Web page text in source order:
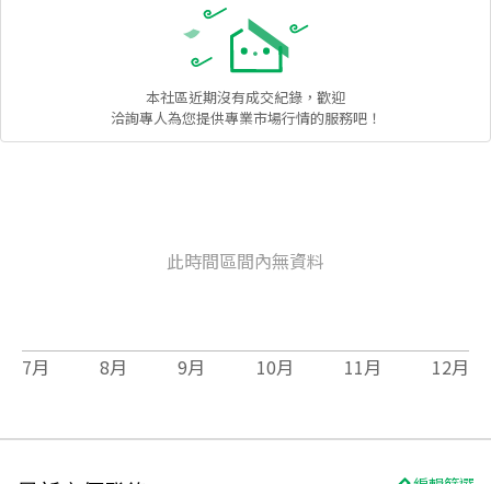
本社區近期沒有成交紀錄，歡迎
洽詢專人為您提供專業市場行情的服務吧！
此時間區間內無資料
7月 8月 9月 10月 11月 12月